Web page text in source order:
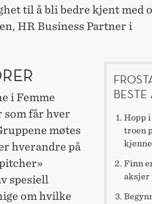
til å bli bedre kjent med
HR Business Partner i
BESTE
Hopp
troen
Finn
aksjer
i Femme
får hver
møtes
hverandre på
spesiell
om hvilke